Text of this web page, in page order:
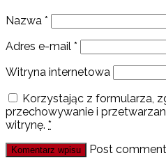
Nazwa *
Adres e-mail *
Witryna internetowa
Korzystając z formularza,
przechowywanie i
witrynę. *
Post comment